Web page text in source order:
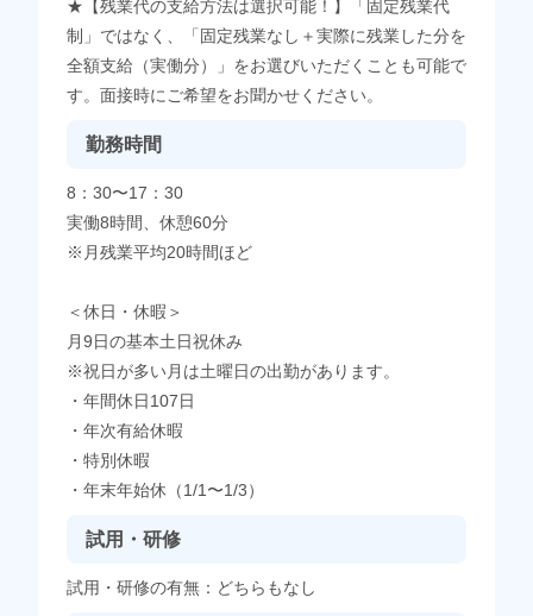
★【残業代の支給方法は選択可能！】「固定残業代
制」ではなく、「固定残業なし＋実際に残業した分を
全額支給（実働分）」をお選びいただくことも可能で
す。面接時にご希望をお聞かせください。
勤務時間
8：30〜17：30
実働8時間、休憩60分
※月残業平均20時間ほど
＜休日・休暇＞
月9日の基本土日祝休み
※祝日が多い月は土曜日の出勤があります。
・年間休日107日
・年次有給休暇
・特別休暇
・年末年始休（1/1〜1/3）
試用・研修
試用・研修の有無：どちらもなし